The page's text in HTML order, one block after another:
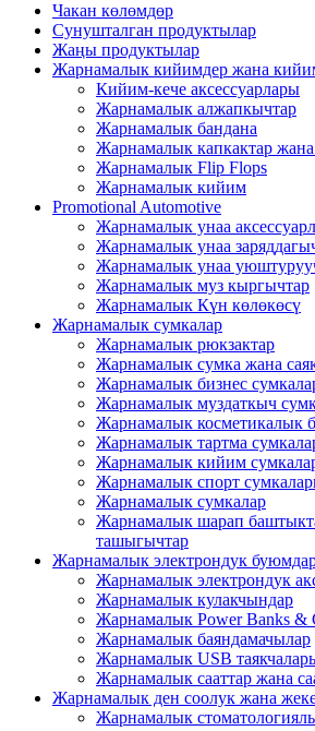
Чакан көлөмдөр
Сунушталган продуктылар
Жаңы продуктылар
Жарнамалык кийимдер жана
Кийим-кече аксессуарлары
Жарнамалык алжапкычтар
Жарнамалык бандана
Жарнамалык капкактар
Жарнамалык Flip Flops
Жарнамалык кийим
Promotional Automotive
Жарнамалык унаа
Жарнамалык унаа
Жарнамалык унаа
Жарнамалык муз кыргычтар
Жарнамалык Күн көлөкөсү
Жарнамалык сумкалар
Жарнамалык рюкзактар
Жарнамалык сумка жана
Жарнамалык бизнес
Жарнамалык муздаткыч
Жарнамалык косметикалык
Жарнамалык тартма
Жарнамалык кийим
Жарнамалык спорт
Жарнамалык сумкалар
Жарнамалык шарап
ташыгычтар
Жарнамалык электрондук
Жарнамалык электрондук
Жарнамалык кулакчындар
Жарнамалык Power Banks &
Жарнамалык баяндамачылар
Жарнамалык USB
Жарнамалык сааттар жана
Жарнамалык ден соолук жана
Жарнамалык